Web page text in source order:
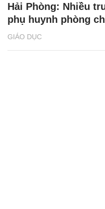
GIÁO DỤC
Hải Phòng: Nhiều
phụ huynh phòng